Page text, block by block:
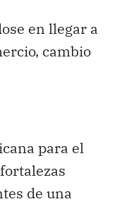
en llegar a
cambio
para el
de una